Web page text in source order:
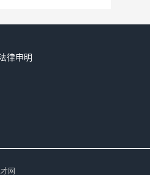
律申明
网